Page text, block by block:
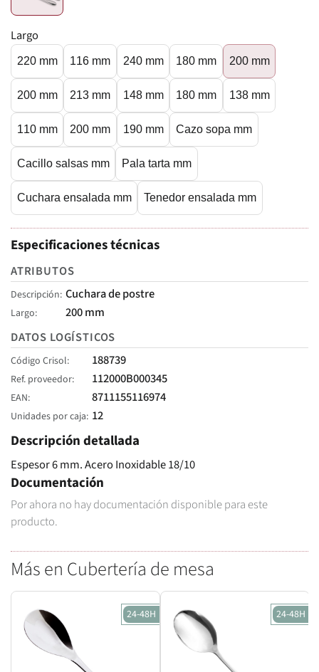
Largo
220 mm 116 mm 240 mm 180 mm 200 mm
200 mm 213 mm 148 mm 180 mm 138 mm
110 mm 200 mm 190 mm Cazo sopa mm
Cacillo salsas mm Pala tarta mm
Cuchara ensalada mm Tenedor ensalada mm
Especificaciones técnicas
ATRIBUTOS
Descripción Cuchara de postre
Largo
200 mm
DATOS LOGÍSTICOS
Código Crisol 188739
Ref. proveedor 112000B000345
EAN 8711155116974
Unidades por caja 12
Descripción detallada
Espesor 6 mm. Acero Inoxidable 18/10
Documentación
Por ahora no hay documentación disponible para este
producto.
Más en Cubertería de mesa
24-48H 24-48H